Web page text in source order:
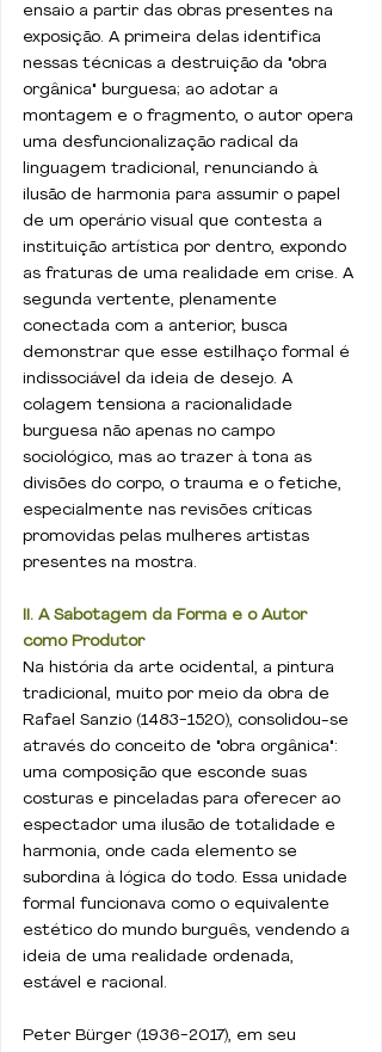
ensaio a partir das obras presentes na
exposição. A primeira delas identifica
nessas técnicas a destruição da "obra
orgânica" burguesa; ao adotar a
montagem e o fragmento, o autor opera
uma desfuncionalização radical da
linguagem tradicional, renunciando à
ilusão de harmonia para assumir o papel
de um operário visual que contesta a
instituição artística por dentro, expondo
as fraturas de uma realidade em crise. A
segunda vertente, plenamente
conectada com a anterior, busca
demonstrar que esse estilhaço formal é
indissociável da ideia de desejo. A
colagem tensiona a racionalidade
burguesa não apenas no campo
sociológico, mas ao trazer à tona as
divisões do corpo, o trauma e o fetiche,
especialmente nas revisões críticas
promovidas pelas mulheres artistas
presentes na mostra.
II. A Sabotagem da Forma e o Autor
como Produtor
Na história da arte ocidental, a pintura
tradicional, muito por meio da obra de
Rafael Sanzio (1483-1520), consolidou-se
através do conceito de "obra orgânica":
uma composição que esconde suas
costuras e pinceladas para oferecer ao
espectador uma ilusão de totalidade e
harmonia, onde cada elemento se
subordina à lógica do todo. Essa unidade
formal funcionava como o equivalente
estético do mundo burguês, vendendo a
ideia de uma realidade ordenada,
estável e racional.
Peter Bürger (1936-2017), em seu